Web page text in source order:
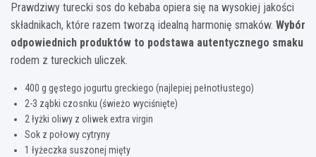
Prawdziwy turecki sos do kebaba opiera się na wysokiej jakości
składnikach, które razem tworzą idealną harmonię smaków. Wybór
odpowiednich produktów to podstawa autentycznego smaku
rodem z tureckich uliczek.
400 g gęstego jogurtu greckiego (najlepiej pełnotłustego)
2-3 ząbki czosnku (świeżo wyciśnięte)
2 łyżki oliwy z oliwek extra virgin
Sok z połowy cytryny
1 łyżeczka suszonej mięty